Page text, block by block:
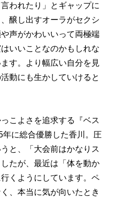
われたり」とギャップに
醸し出すオーラがセクシ
声がかわいいって両極端
いいことなのかもしれな
す。より幅広い自分を見
動にも生かしていけると
こよさを追求する『ベス
年に総合優勝した香川。圧
と、「大会前はかなりス
たが、最近は「体を動か
くようにしています。ペ
、本当に気が向いたとき